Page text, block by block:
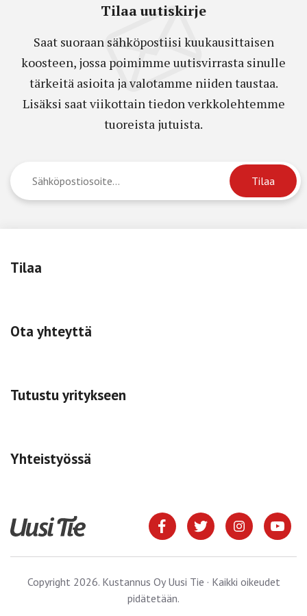
Tilaa uutiskirje
Saat suoraan sähköpostiisi kuukausittaisen
koosteen, jossa poimimme uutisvirrasta sinulle
tärkeitä asioita ja valotamme niiden taustaa.
Lisäksi saat viikottain tiedon verkkolehtemme
tuoreista jutuista.
Tilaa
Ota yhteyttä
Tutustu yritykseen
Yhteistyössä
Copyright 2026. Kustannus Oy Uusi Tie · Kaikki oikeudet
pidätetään.